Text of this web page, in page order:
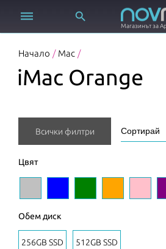
 
Магазинът за
Начало / Mac /
iMac Orange
Всички филтри
Цвят
Обем диск
256GB SSD 512GB SSD